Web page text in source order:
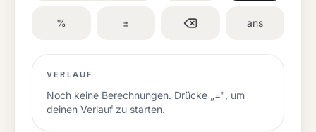
% ± ans
VERLAUF
Noch keine Berechnungen. Drücke „=", um
deinen Verlauf zu starten.